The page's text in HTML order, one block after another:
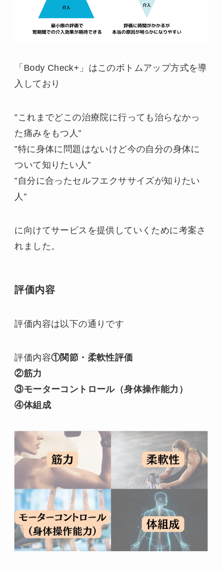
「Body Check+」はこのボトムアップ方式を導
入しており
”これまでどこの治療院に行っても治らなかっ
た痛みをもつ人”
”特に身体に問題はないけど今の自分の身体に
ついて知りたい人”
”自分に合ったセルフエクササイズが知りたい
人”
に向けてサービスを提供していくために考案さ
れました。
評価内容
評価内容は以下の通りです
評価内容①関節・柔軟性評価
②筋力
③モーターコントロール（身体操作能力）
④体組成